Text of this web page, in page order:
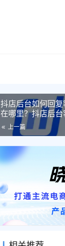
抖店后台如何回
在哪里？抖店后
略。上一篇